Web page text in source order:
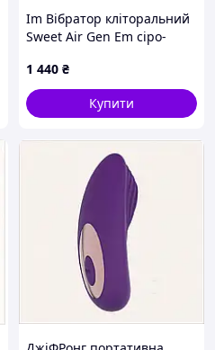
Im Вібратор кліторальний
Sweet Air Gen Em сіро-
стимулятор для жінок з
м'якою насад IMD22/G
1 440 ₴
Купити